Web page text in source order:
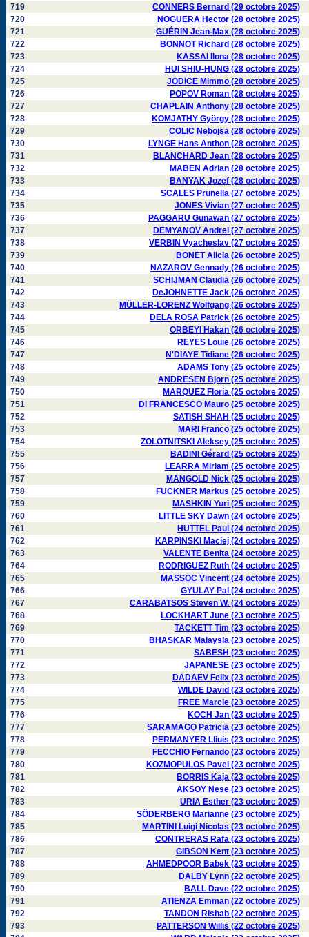
719
CONNERS Bernard (29 octobre 2025)
720
NOGUERA Hector (28 octobre 2025)
721
GUÉRIN Jean-Max (28 octobre 2025)
722
BONNOT Richard (28 octobre 2025)
723
KASSAI Ilona (28 octobre 2025)
724
HUI SHIU-HUNG (28 octobre 2025)
725
JODICE Mimmo (28 octobre 2025)
726
POPOV Roman (28 octobre 2025)
727
CHAPLAIN Anthony (28 octobre 2025)
728
KOMJATHY György (28 octobre 2025)
729
COLIC Nebojsa (28 octobre 2025)
730
LYNGE Hans Anthon (28 octobre 2025)
731
BLANCHARD Jean (28 octobre 2025)
732
MABEN Adrian (28 octobre 2025)
733
BANYAK Jozef (28 octobre 2025)
734
SCALES Prunella (27 octobre 2025)
735
JONES Vivian (27 octobre 2025)
736
PAGGARU Gunawan (27 octobre 2025)
737
DEMYANOV Andrei (27 octobre 2025)
738
VERBIN Vyacheslav (27 octobre 2025)
739
BONET Alicia (26 octobre 2025)
740
NAZAROV Gennady (26 octobre 2025)
741
SCHIJMAN Claudia (26 octobre 2025)
742
DeJOHNETTE Jack (26 octobre 2025)
743
MÜLLER-LORENZ Wolfgang (26 octobre 2025)
744
DELA ROSA Patrick (26 octobre 2025)
745
ORBEYI Hakan (26 octobre 2025)
746
REYES Louie (26 octobre 2025)
747
N'DIAYE Tidiane (26 octobre 2025)
748
ADAMS Tony (25 octobre 2025)
749
ANDRESEN Bjorn (25 octobre 2025)
750
MARQUEZ Floria (25 octobre 2025)
751
DI FRANCESCO Mauro (25 octobre 2025)
752
SATISH SHAH (25 octobre 2025)
753
MARI Franco (25 octobre 2025)
754
ZOLOTNITSKI Aleksey (25 octobre 2025)
755
BADINI Gérard (25 octobre 2025)
756
LEARRA Miriam (25 octobre 2025)
757
MANGOLD Nick (25 octobre 2025)
758
FUCKNER Markus (25 octobre 2025)
759
MASHKIN Yuri (25 octobre 2025)
760
LITTLE SKY Dawn (24 octobre 2025)
761
HÜTTEL Paul (24 octobre 2025)
762
KARPINSKI Maciej (24 octobre 2025)
763
VALENTE Benita (24 octobre 2025)
764
RODRIGUEZ Ruth (24 octobre 2025)
765
MASSOC Vincent (24 octobre 2025)
766
GYULAY Pal (24 octobre 2025)
767
CARABATSOS Steven W. (24 octobre 2025)
768
LOCKHART June (23 octobre 2025)
769
TACKETT Tim (23 octobre 2025)
770
BHASKAR Malaysia (23 octobre 2025)
771
SABESH (23 octobre 2025)
772
JAPANESE (23 octobre 2025)
773
DADAEV Felix (23 octobre 2025)
774
WILDE David (23 octobre 2025)
775
FREE Marcie (23 octobre 2025)
776
KOCH Jan (23 octobre 2025)
777
SARAMAGO Patricia (23 octobre 2025)
778
PERMANYER Lliuis (23 octobre 2025)
779
FECCHIO Fernando (23 octobre 2025)
780
KOZMOPULOS Pavel (23 octobre 2025)
781
BORRIS Kaja (23 octobre 2025)
782
AKSOY Nese (23 octobre 2025)
783
URIA Esther (23 octobre 2025)
784
SÖDERBERG Marianne (23 octobre 2025)
785
MARTINI Luigi Nicolas (23 octobre 2025)
786
CONTRERAS Rafa (23 octobre 2025)
787
GIBSON Kent (23 octobre 2025)
788
AHMEDPOOR Babek (23 octobre 2025)
789
DALBY Lynn (22 octobre 2025)
790
BALL Dave (22 octobre 2025)
791
ATIENZA Emman (22 octobre 2025)
792
TANDON Rishab (22 octobre 2025)
793
PATTERSON Willis (22 octobre 2025)